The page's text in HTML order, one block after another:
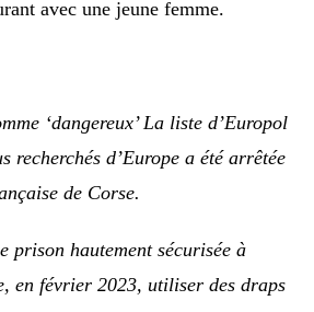
avec une jeune femme.
‘dangereux’ La liste d’Europol
recherchés d’Europe a été arrêtée
de Corse.
prison hautement sécurisée à
en février 2023, utiliser des draps